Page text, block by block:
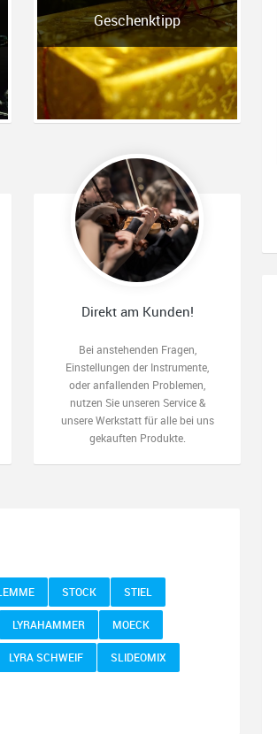
Geschenktipp
Direkt am Kunden!
Bei anstehenden Fragen,
Einstellungen der Instrumente,
oder anfallenden Problemen,
nutzen Sie unseren Service &
unsere Werkstatt für alle bei uns
gekauften Produkte.
STOCK STIEL
LYRAHAMMER MOECK
LYRA SCHWEIF SLIDEOMIX